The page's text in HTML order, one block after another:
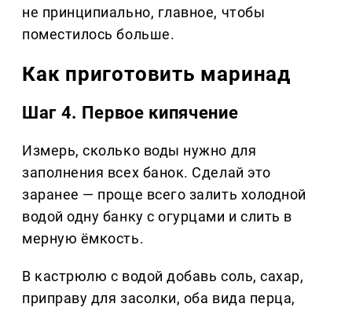
не принципиально, главное, чтобы
поместилось больше.
Как приготовить маринад
Шаг 4. Первое кипячение
Измерь, сколько воды нужно для
заполнения всех банок. Сделай это
заранее — проще всего залить холодной
водой одну банку с огурцами и слить в
мерную ёмкость.
В кастрюлю с водой добавь соль, сахар,
приправу для засолки, оба вида перца,